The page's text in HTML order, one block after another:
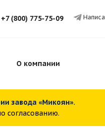
+7 (800) 775-75-09
О компании
завода «Микоян».
согласованию.